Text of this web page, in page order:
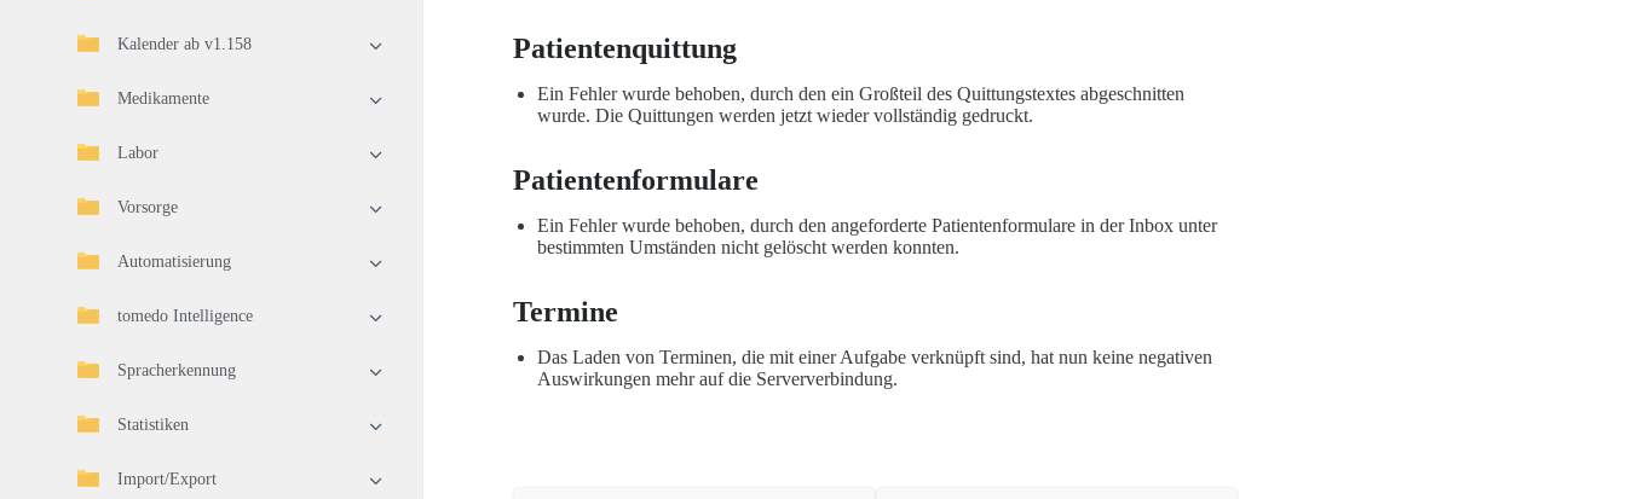
Kalender ab v1.158
Medikamente
Labor
Vorsorge
Automatisierung
tomedo Intelligence
Spracherkennung
Statistiken
Import/Export
Patientenquittung
Ein Fehler wurde behoben, durch den ein Großteil des Quittungstextes abgeschnitten
wurde. Die Quittungen werden jetzt wieder vollständig gedruckt.
Patientenformulare
Ein Fehler wurde behoben, durch den angeforderte Patientenformulare in der Inbox unter
bestimmten Umständen nicht gelöscht werden konnten.
Termine
Das Laden von Terminen, die mit einer Aufgabe verknüpft sind, hat nun keine negativen
Auswirkungen mehr auf die Serververbindung.